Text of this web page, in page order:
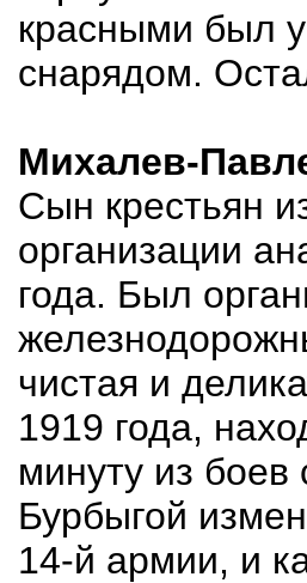
красными был
снарядом.
Михалев-
Сын крестьян
организации
года. Был
чистая и
1919 года,
минуту из
Бурбыгой
14-й армии, и